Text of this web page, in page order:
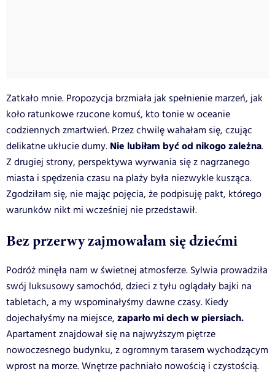
Zatkało mnie. Propozycja brzmiała jak spełnienie marzeń, jak
koło ratunkowe rzucone komuś, kto tonie w oceanie
codziennych zmartwień. Przez chwilę wahałam się, czując
delikatne ukłucie dumy. Nie lubiłam być od nikogo zależna.
Z drugiej strony, perspektywa wyrwania się z nagrzanego
miasta i spędzenia czasu na plaży była niezwykle kusząca.
Zgodziłam się, nie mając pojęcia, że podpisuję pakt, którego
warunków nikt mi wcześniej nie przedstawił.
Bez przerwy zajmowałam się dziećmi
Podróż minęła nam w świetnej atmosferze. Sylwia prowadziła
swój luksusowy samochód, dzieci z tyłu oglądały bajki na
tabletach, a my wspominałyśmy dawne czasy. Kiedy
dojechałyśmy na miejsce, zaparło mi dech w piersiach.
Apartament znajdował się na najwyższym piętrze
nowoczesnego budynku, z ogromnym tarasem wychodzącym
wprost na morze. Wnętrze pachniało nowością i czystością.